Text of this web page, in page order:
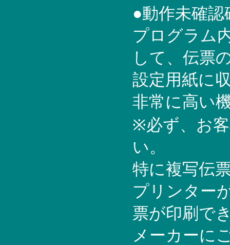
●動作未確
プログラム
して、伝票
設定用紙に
非常に高い
※必ず、お
い。
特に複写伝
プリンター
票が印刷で
メーカーに